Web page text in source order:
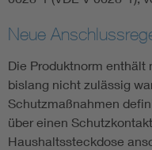
Neue
Die Produktnorm
bislang nicht zulässig
Schutzmaßnahmen
über einen
Haushaltssteckdose